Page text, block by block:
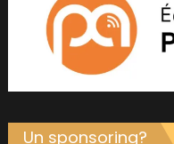
Un sponsoring?